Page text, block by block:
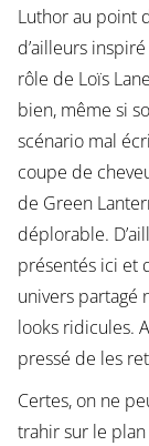
Luthor au point
d’ailleurs
rôle de Loïs
bien, même si
scénario mal
coupe de
de Green
déplorable.
présentés ici et
univers partagé
looks ridicules.
pressé de les
Certes, on ne
trahir sur le